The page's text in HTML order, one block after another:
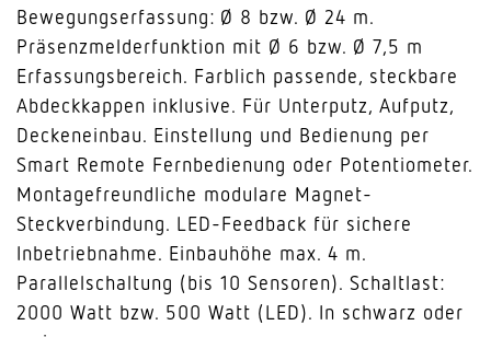
Bewegungserfassung: Ø 8 bzw. Ø 24 m.
Präsenzmelderfunktion mit Ø 6 bzw. Ø 7,5 m
Erfassungsbereich. Farblich passende, steckbare
Abdeckkappen inklusive. Für Unterputz, Aufputz,
Deckeneinbau. Einstellung und Bedienung per
Smart Remote Fernbedienung oder Potentiometer.
Montagefreundliche modulare Magnet-
Steckverbindung. LED-Feedback für sichere
Inbetriebnahme. Einbauhöhe max. 4 m.
Parallelschaltung (bis 10 Sensoren). Schaltlast:
2000 Watt bzw. 500 Watt (LED). In schwarz oder